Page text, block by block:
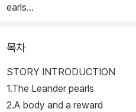
earls...
목차
STORY INTRODUCTION
1.The Leander pearls
2.A body and a reward